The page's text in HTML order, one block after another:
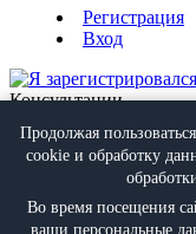
Регистрация
Вход
Консультации
Позвонить +7 (495)
Написатьinfo@proff-
Продолжая
cookie и обработку
Во время посещения
ваши персональные